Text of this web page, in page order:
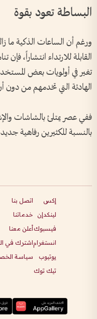
البساطة تعود بقوة
ورغم أن الساعات الذكية ما
القابلة للارتداء انتشاراً،
تغير في أولويات بعض
الهادئة التي تخدمهم من
ففي عصر يمتلئ بالشاشات
بالنسبة للكثيرين رفاهية
إكس
لينكدإن
فيسبوك
انستغرام
يوتيوب
تيك توك
اتصل بنا
خدماتنا
أعلن معنا
اشترك في
سياسة